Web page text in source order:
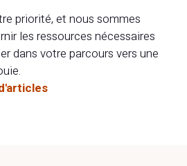
priorité, et nous sommes
les ressources nécessaires
dans votre parcours vers une